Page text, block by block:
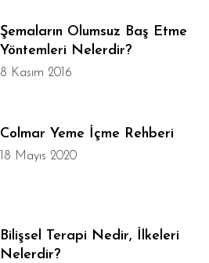
Şemaların Olumsuz Baş Etme
Yöntemleri Nelerdir?
8 Kasım 2016
Colmar Yeme İçme Rehberi
18 Mayıs 2020
Bilişsel Terapi Nedir, İlkeleri
Nelerdir?